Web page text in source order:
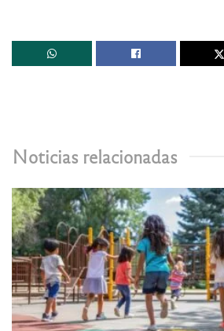
Noticias relacionadas